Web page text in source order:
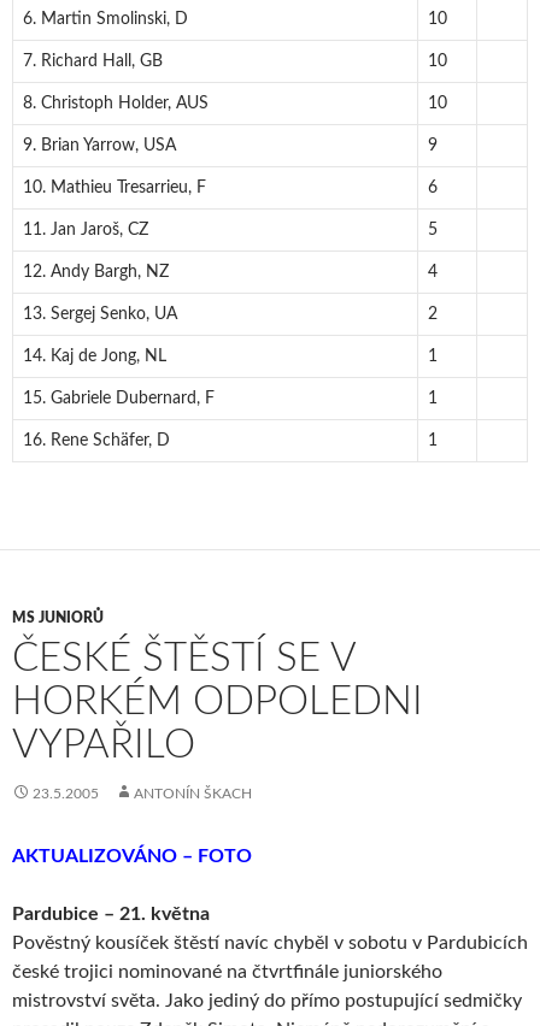
6. Martin Smolinski, D 10
7. Richard Hall, GB 10
8. Christoph Holder, AUS 10
9. Brian Yarrow, USA 9
10. Mathieu Tresarrieu, F 6
11. Jan Jaroš, CZ 5
12. Andy Bargh, NZ 4
13. Sergej Senko, UA 2
14. Kaj de Jong, NL 1
15. Gabriele Dubernard, F 1
16. Rene Schäfer, D 1
MS JUNIORŮ
ČESKÉ ŠTĚSTÍ SE V
HORKÉM ODPOLEDNI
VYPAŘILO
23.5.2005 ANTONÍN ŠKACH
AKTUALIZOVÁNO – FOTO
Pardubice – 21. května
Pověstný kousíček štěstí navíc chyběl v sobotu v Pardubicích
české trojici nominované na čtvrtfinále juniorského
mistrovství světa. Jako jediný do přímo postupující sedmičky